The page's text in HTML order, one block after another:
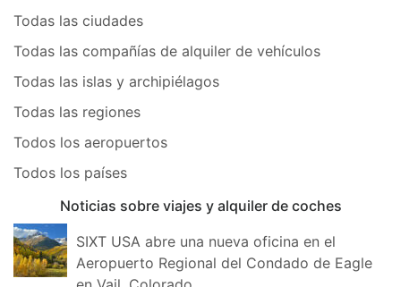
Todas las ciudades
Todas las compañías de alquiler de vehículos
Todas las islas y archipiélagos
Todas las regiones
Todos los aeropuertos
Todos los países
Noticias sobre viajes y alquiler de coches
SIXT USA abre una nueva oficina en el
Aeropuerto Regional del Condado de Eagle